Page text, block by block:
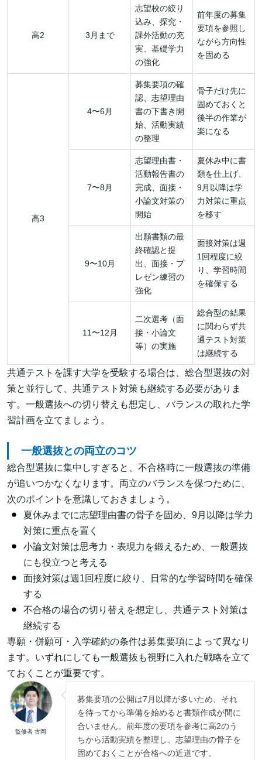
高2 3月まで
志望校の絞り
込み、探究・
課外活動の充
実、基礎学力
の強化
前年度の募集
要項を参照し
ながら方向性
を固める
高3
4〜6月
募集要項の確
認、志望理由
書の下書き開
始、活動実績
の整理
骨子だけ先に
固めておくと
後半の作業が
楽になる
7〜8月
志望理由書・
活動報告書の
完成、面接・
小論文対策の
開始
夏休み中に書
類を仕上げ、
9月以降は学
力対策に重点
を移す
9〜10月
出願書類の最
終確認と提
出、面接・プ
レゼン練習の
強化
面接対策は週
1回程度に絞
り、学習時間
を確保する
11〜12月
二次選考（面
接・小論文
等）の実施
総合型の結果
に関わらず共
通テスト対策
は継続する
共通テストを課す大学を受験する場合は、総合型選抜の対
策と並行して、共通テスト対策も継続する必要がありま
す。一般選抜への切り替えも想定し、バランスの取れた学
習計画を立てましょう。
一般選抜との両立のコツ
総合型選抜に集中しすぎると、不合格時に一般選抜の準備
が追いつかなくなります。両立のバランスを保つために、
次のポイントを意識しておきましょう。
夏休みまでに志望理由書の骨子を固め、9月以降は学力
対策に重点を置く
小論文対策は思考力・表現力を鍛えるため、一般選抜
にも役立つと考える
面接対策は週1回程度に絞り、日常的な学習時間を確保
する
不合格の場合の切り替えを想定し、共通テスト対策は
継続する
専願・併願可・入学確約の条件は募集要項によって異なり
ます。いずれにしても一般選抜も視野に入れた戦略を立て
ておくことが重要です。
監修者 古岡
募集要項の公開は7月以降が多いため、それ
を待ってから準備を始めると書類作成が間に
合いません。前年度の要項を参考に高2のう
ちから活動実績を整理し、志望理由の骨子を
固めておくことが合格への近道です。